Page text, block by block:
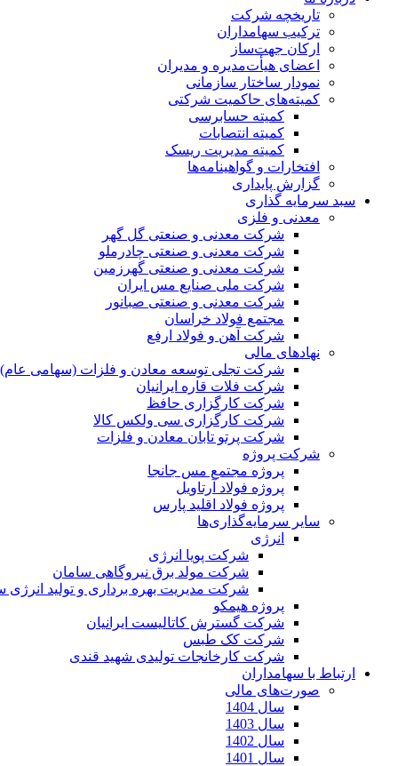
تاریخچه شرکت
ترکیب سهامداران
ارکان جهت‌ساز
اعضای هیأت‌مدیره و مدیران
نمودار ساختار سازمانی
کمیته‌های حاکمیت شرکتی
کمیته حسابرسی
کمیته انتصابات
کمیته مدیریت ریسک
افتخارات و گواهینامه‌ها
گزارش پایداری
سبد سرمایه گذاری
معدنی و فلزی
شرکت معدنی و صنعتی گل گهر
شرکت معدنی و صنعتی چادرملو
شرکت معدنی و صنعتی گهرزمین
شرکت ملی صنایع مس ایران
شرکت معدنی و صنعتی صبانور
مجتمع فولاد خراسان
شرکت آهن و فولاد ارفع
نهادهای مالی
شرکت تجلی توسعه معادن و فلزات (سهامی عام)
شرکت فلات قاره ایرانیان
شرکت کارگزاری حافظ
شرکت کارگزاری سی ولکس کالا
شرکت پرتو تابان معادن و فلزات
شرکت پروژه
پروژه مجتمع مس جانجا
پروژه فولاد آرتاویل
پروژه فولاد اقلید پارس
سایر سرمایه‌گذاری‌ها
انرژی
شرکت پویا انرژی
شرکت مولد برق نیروگاهی سامان
شرکت مدیریت بهره برداری و تولید انرژی
پروژه هیمکو
شرکت گسترش کاتالیست ایرانیان
شرکت کک طبس
شرکت کارخانجات تولیدی شهید قندی
ارتباط با سهامداران
صورت‌های مالی
سال 1404
سال 1403
سال 1402
سال 1401